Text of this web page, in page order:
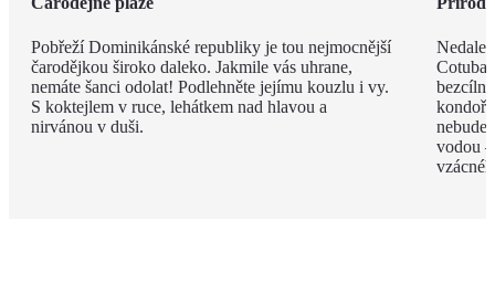
Pobřeží Dominikánské republiky je tou nejmocnější
čarodějkou široko daleko. Jakmile vás uhrane,
nemáte šanci odolat! Podlehněte jejímu kouzlu i vy.
S koktejlem v ruce, lehátkem nad hlavou a
nirvánou v duši.
vodou